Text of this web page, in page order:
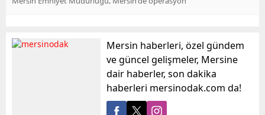
Mersin haberleri, özel gündem
ve güncel gelişmeler, Mersine
dair haberler, son dakika
haberleri mersinodak.com da!